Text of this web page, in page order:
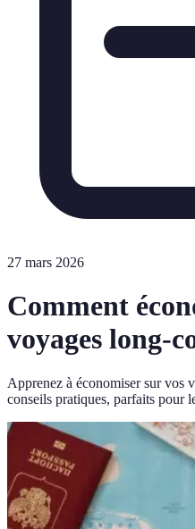
27 mars 2026
Comment
voyages long-
Apprenez à économiser sur vos
conseils pratiques, parfaits pour